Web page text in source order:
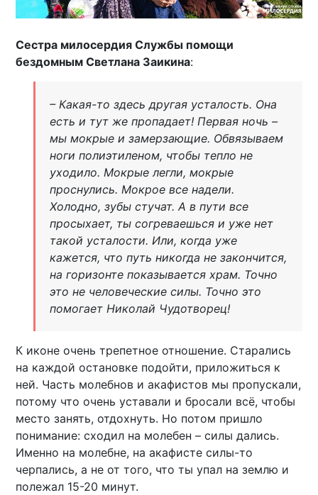
Сестра милосердия Службы помощи
бездомным Светлана Заикина:
– Какая-то здесь другая усталость. Она
есть и тут же пропадает! Первая ночь –
мы мокрые и замерзающие. Обвязываем
ноги полиэтиленом, чтобы тепло не
уходило. Мокрые легли, мокрые
проснулись. Мокрое все надели.
Холодно, зубы стучат. А в пути все
просыхает, ты согреваешься и уже нет
такой усталости. Или, когда уже
кажется, что путь никогда не закончится,
на горизонте показывается храм. Точно
это не человеческие силы. Точно это
помогает Николай Чудотворец!
К иконе очень трепетное отношение. Старались
на каждой остановке подойти, приложиться к
ней. Часть молебнов и акафистов мы пропускали,
потому что очень уставали и бросали всё, чтобы
место занять, отдохнуть. Но потом пришло
понимание: сходил на молебен – силы дались.
Именно на молебне, на акафисте силы-то
черпались, а не от того, что ты упал на землю и
полежал 15-20 минут.